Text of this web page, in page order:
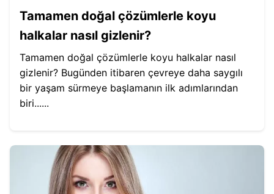
Tamamen doğal çözümlerle koyu
halkalar nasıl gizlenir?
Tamamen doğal çözümlerle koyu halkalar nasıl
gizlenir? Bugünden itibaren çevreye daha saygılı
bir yaşam sürmeye başlamanın ilk adımlarından
biri......